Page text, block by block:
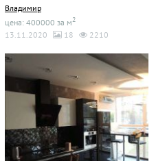
Владимир
цена: 400000 за м2
13.11.2020 18 2210